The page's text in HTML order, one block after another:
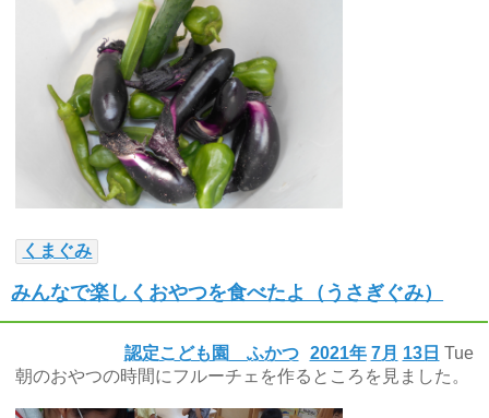
くまぐみ
みんなで楽しくおやつを食べたよ（うさぎぐみ）
2021年 7月 13日 Tue
認定こども園 ふかつ
朝のおやつの時間にフルーチェを作るところを見ました。